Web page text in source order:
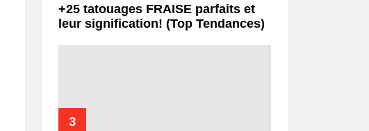
+25 tatouages ​​FRAISE parfaits et
leur signification! (Top Tendances)